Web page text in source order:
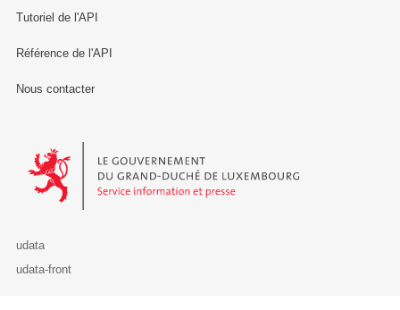
Tutoriel de l'API
Référence de l'API
Nous contacter
Le Gouvernement du Grand-Duché de Luxembourg - Service
udata
udata-front